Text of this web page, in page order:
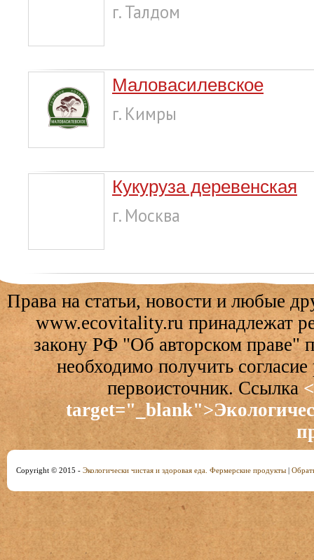
г. Талдом
Маловасилевское
г. Кимры
Кукуруза деревенская
г. Москва
Права на статьи, новости и любые
www.ecovitality.ru принадлежат
закону РФ "Об авторском праве"
необходимо получить
первоисточник. Ссылка
Copyright © 2015 - Экологически чистая и здоровая еда. Фермерские продукты |